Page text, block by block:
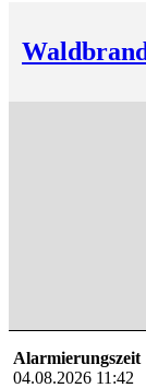
Alarmierungszeit
04.08.2026 11:42